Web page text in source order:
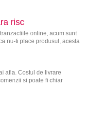
risc
online, acum sunt
nu-ti place produsul, acesta
afla. Costul de livrare
si poate fi chiar